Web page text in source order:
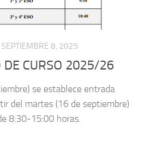
SEPTIEMBRE 8, 2025
DE CURSO 2025/26
se establece entrada
del martes (16 de septiembre)
8:30-15:00 horas.